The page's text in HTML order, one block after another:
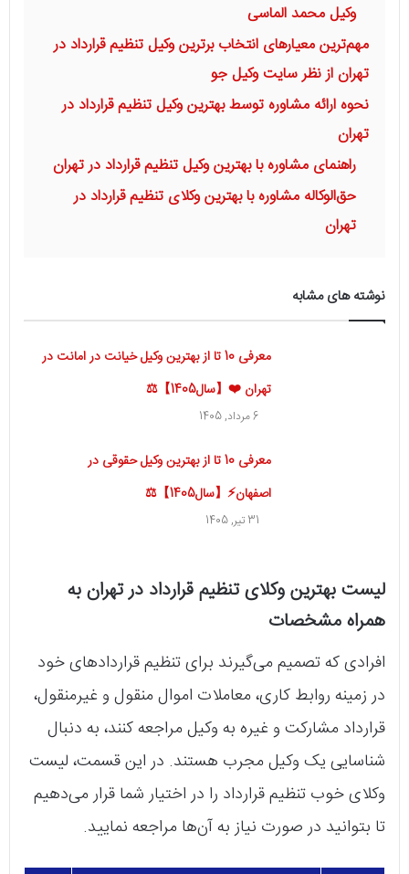
وکیل محمد الماسی
مهم‌ترین معیارهای انتخاب برترین وکیل تنظیم قرارداد در
تهران از نظر سایت وکیل جو
نحوه ارائه مشاوره توسط بهترین وکیل تنظیم قرارداد در
تهران
راهنمای مشاوره با بهترین وکیل تنظیم قرارداد در تهران
حق‌الوکاله مشاوره با بهترین وکلای تنظیم قرارداد در
تهران
نوشته های مشابه
معرفی 10 تا از بهترین وکیل خیانت در امانت در
تهران ❤️【سال1405】⚖️
6 مرداد, 1405
معرفی 10 تا از بهترین وکیل حقوقی در
اصفهان⚡【سال1405】⚖️
31 تیر, 1405
لیست بهترین وکلای تنظیم قرارداد در تهران به
همراه مشخصات
افرادی که تصمیم می‌گیرند برای تنظیم قراردادهای خود
در زمینه روابط کاری، معاملات اموال منقول و غیرمنقول،
قرارداد مشارکت و غیره به وکیل مراجعه کنند، به دنبال
شناسایی یک وکیل مجرب هستند. در این قسمت، لیست
وکلای خوب تنظیم قرارداد را در اختیار شما قرار می‌دهیم
تا بتوانید در صورت نیاز به آن‌ها مراجعه نمایید.